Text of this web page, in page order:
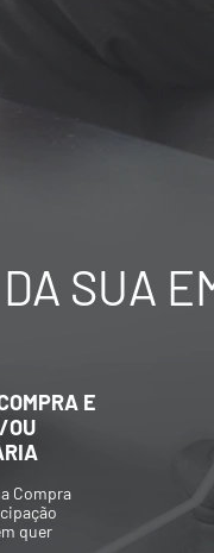
SUA
entre